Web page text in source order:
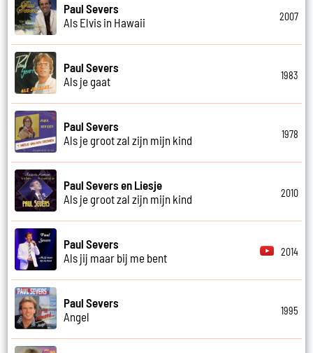
Paul Severs
Als Elvis in Hawaii
2007
Paul Severs
Als je gaat
1983
Paul Severs
Als je groot zal zijn mijn kind
1978
Paul Severs en Liesje
Als je groot zal zijn mijn kind
2010
Paul Severs
Als jij maar bij me bent
2014
Paul Severs
Angel
1995